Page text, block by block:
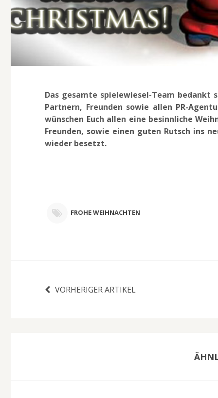
Das gesamte spielewiesel-Team bedankt
Partnern, Freunden sowie allen PR-
wünschen Euch allen eine besinnliche
Freunden, sowie einen guten Rutsch ins
wieder besetzt.
FROHE WEIHNACHTEN
VORHERIGER ARTIKEL